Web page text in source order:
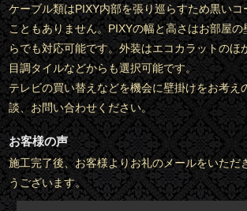
ケーブル類はPIXY内部を張り巡らすため黒いコ
こともありません。PIXYの幅と高さはお部屋
らでも対応可能です。外装はエコカラットのほ
目調タイルなどからも選択可能です。
テレビの買い替えなどを機会に壁掛けをお考え
談、お問い合わせください。
お客様の声
施工完了後、お客様よりお礼のメールをいただ
うございます。